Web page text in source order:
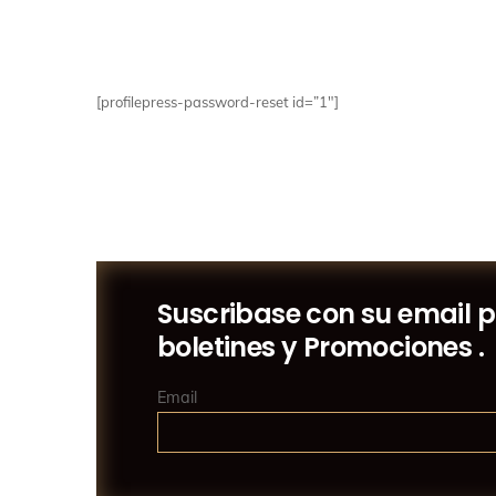
[profilepress-password-reset id=”1″]
Suscribase con su email
boletines y Promociones .
Email